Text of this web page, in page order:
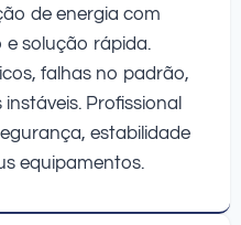
de energia com
solução rápida.
falhas no padrão,
Profissional
estabilidade
equipamentos.